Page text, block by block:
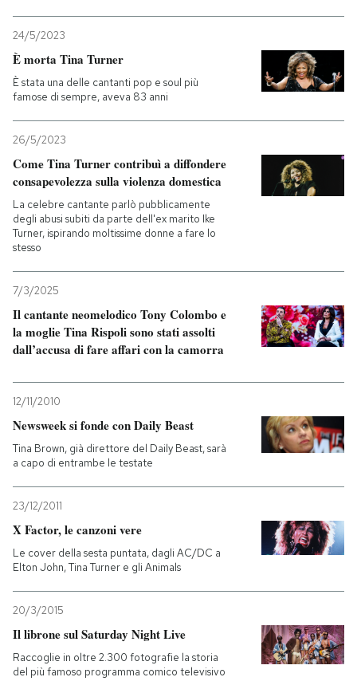
24/5/2023
È morta Tina Turner
È stata una delle cantanti pop e soul più
famose di sempre, aveva 83 anni
26/5/2023
Come Tina Turner contribuì a diffondere
consapevolezza sulla violenza domestica
La celebre cantante parlò pubblicamente
degli abusi subiti da parte dell'ex marito Ike
Turner, ispirando moltissime donne a fare lo
stesso
7/3/2025
Il cantante neomelodico Tony Colombo e
la moglie Tina Rispoli sono stati assolti
dall’accusa di fare affari con la camorra
12/11/2010
Newsweek si fonde con Daily Beast
Tina Brown, già direttore del Daily Beast, sarà
a capo di entrambe le testate
23/12/2011
X Factor, le canzoni vere
Le cover della sesta puntata, dagli AC/DC a
Elton John, Tina Turner e gli Animals
20/3/2015
Il librone sul Saturday Night Live
Raccoglie in oltre 2.300 fotografie la storia
del più famoso programma comico televisivo